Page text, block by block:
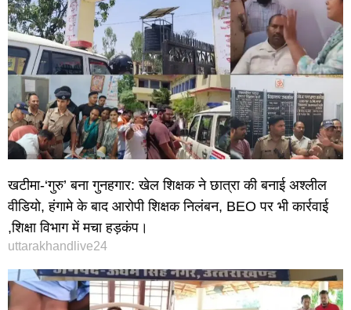
खटीमा-‘गुरु’ बना गुनहगार: खेल शिक्षक ने छात्रा की बनाई अश्लील
वीडियो, हंगामे के बाद आरोपी शिक्षक निलंबन, BEO पर भी कार्रवाई
,शिक्षा विभाग में मचा हड़कंप।
uttarakhandlive24